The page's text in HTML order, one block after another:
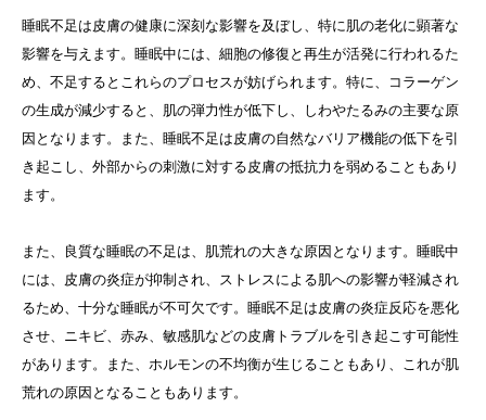
睡眠不足は皮膚の健康に深刻な影響を及ぼし、特に肌の老化に顕著な
影響を与えます。睡眠中には、細胞の修復と再生が活発に行われるた
め、不足するとこれらのプロセスが妨げられます。特に、コラーゲン
の生成が減少すると、肌の弾力性が低下し、しわやたるみの主要な原
因となります。また、睡眠不足は皮膚の自然なバリア機能の低下を引
き起こし、外部からの刺激に対する皮膚の抵抗力を弱めることもあり
ます。
また、良質な睡眠の不足は、肌荒れの大きな原因となります。睡眠中
には、皮膚の炎症が抑制され、ストレスによる肌への影響が軽減され
るため、十分な睡眠が不可欠です。睡眠不足は皮膚の炎症反応を悪化
させ、ニキビ、赤み、敏感肌などの皮膚トラブルを引き起こす可能性
があります。また、ホルモンの不均衡が生じることもあり、これが肌
荒れの原因となることもあります。